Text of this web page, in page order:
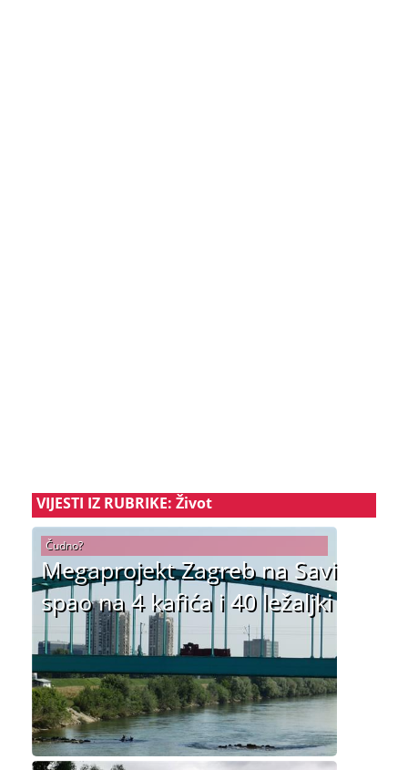
VIJESTI IZ RUBRIKE: Život
Megaprojekt Zagreb na Savi
spao na 4 kafića i 40 ležaljki
Čudno?